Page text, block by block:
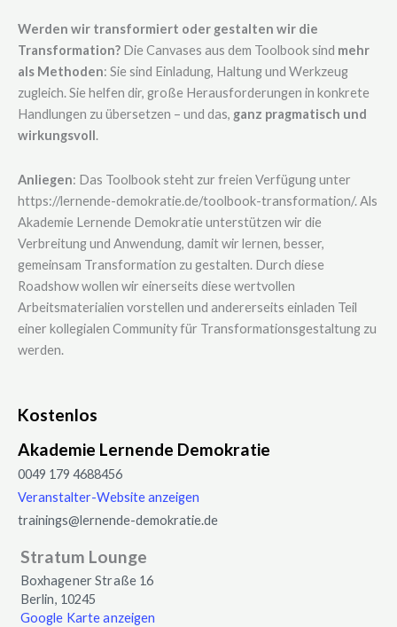
Werden wir transformiert oder gestalten wir die
Transformation? Die Canvases aus dem Toolbook sind mehr
als Methoden: Sie sind Einladung, Haltung und Werkzeug
zugleich. Sie helfen dir, große Herausforderungen in konkrete
Handlungen zu übersetzen – und das, ganz pragmatisch und
wirkungsvoll.
Anliegen: Das Toolbook steht zur freien Verfügung unter
https://lernende-demokratie.de/toolbook-transformation/. Als
Akademie Lernende Demokratie unterstützen wir die
Verbreitung und Anwendung, damit wir lernen, besser,
gemeinsam Transformation zu gestalten. Durch diese
Roadshow wollen wir einerseits diese wertvollen
Arbeitsmaterialien vorstellen und andererseits einladen Teil
einer kollegialen Community für Transformationsgestaltung zu
werden.
Kostenlos
Akademie Lernende Demokratie
0049 179 4688456
Veranstalter-Website anzeigen
trainings@lernende-demokratie.de
Stratum Lounge
Boxhagener Straße 16
Berlin, 10245
Google Karte anzeigen